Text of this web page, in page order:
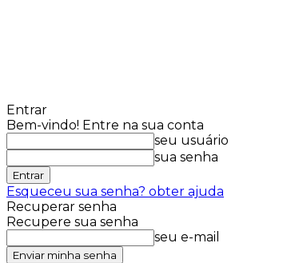
Entrar
Bem-vindo! Entre na sua conta
seu usuário
sua senha
Esqueceu sua senha? obter ajuda
Recuperar senha
Recupere sua senha
seu e-mail